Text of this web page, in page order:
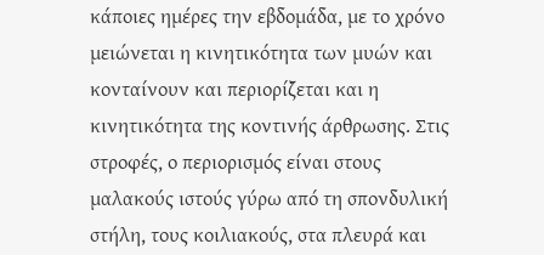
κάποιες ημέρες την εβδομάδα, με το χρόνο
μειώνεται η κινητικότητα των μυών και
κονταίνουν και περιορίζεται και η
κινητικότητα της κοντινής άρθρωσης. Στις
στροφές, ο περιορισμός είναι στους
μαλακούς ιστούς γύρω από τη σπονδυλική
στήλη, τους κοιλιακούς, στα πλευρά και